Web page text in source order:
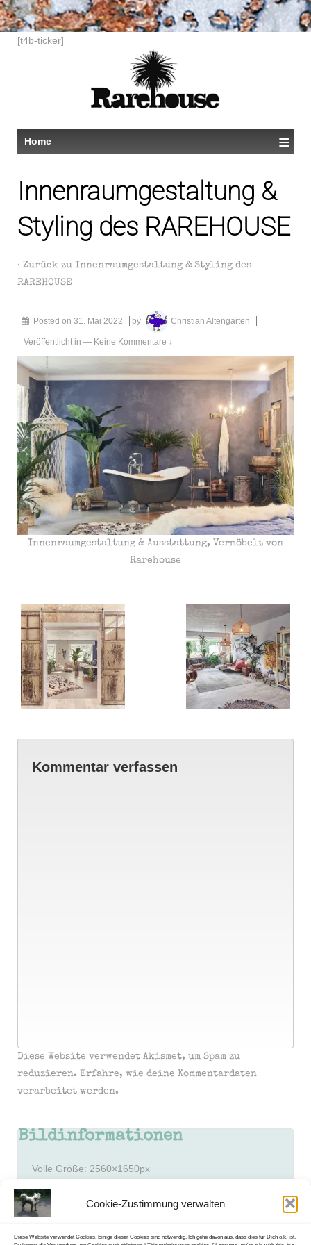
Cookie-Zustimmung verwalten
Diese Website verwendet Cookies. Einige dieser Cookies sind notwendig. Ich gehe davon aus, dass dies für Dich o.k. ist,
[t4b-ticker]
Home ≡
Innenraumgestaltung &
Styling des RAREHOUSE
‹ Zurück zu Innenraumgestaltung & Styling des
RAREHOUSE
Posted on 31. Mai 2022 by Christian Altengarten
Veröffentlicht in — Keine Kommentare ↓
Innenraumgestaltung & Ausstattung, Vermöbelt von
Rarehouse
Kommentar verfassen
Diese Website verwendet Akismet, um Spam zu
reduzieren. Erfahre, wie deine Kommentardaten
verarbeitet werden.
Bildinformationen
Volle Größe: 2560×1650px
Brennweite: 58mm
Empfindlichkeit (ISO): 100
Belichtungsdauer: 4 Sek